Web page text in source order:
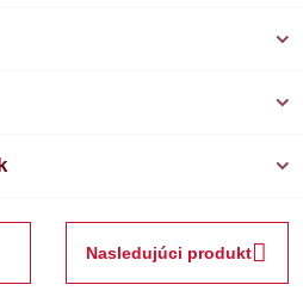
Nasledujúci produkt